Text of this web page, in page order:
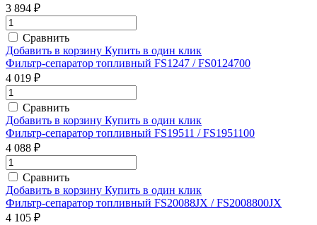
3 894 ₽
Сравнить
Добавить в корзину Купить в один клик
Фильтр-сепаратор топливный FS1247 / FS0124700
4 019 ₽
Сравнить
Добавить в корзину Купить в один клик
Фильтр-сепаратор топливный FS19511 / FS1951100
4 088 ₽
Сравнить
Добавить в корзину Купить в один клик
Фильтр-сепаратор топливный FS20088JX / FS2008800JX
4 105 ₽